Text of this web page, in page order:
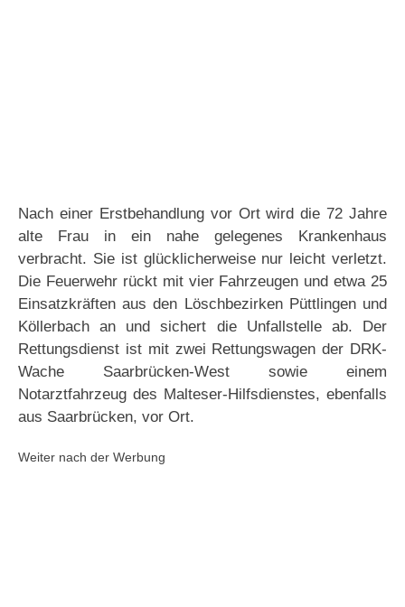
Nach einer Erstbehandlung vor Ort wird die 72 Jahre
alte Frau in ein nahe gelegenes Krankenhaus
verbracht. Sie ist glücklicherweise nur leicht verletzt.
Die Feuerwehr rückt mit vier Fahrzeugen und etwa 25
Einsatzkräften aus den Löschbezirken Püttlingen und
Köllerbach an und sichert die Unfallstelle ab. Der
Rettungsdienst ist mit zwei Rettungswagen der DRK-
Wache Saarbrücken-West sowie einem
Notarztfahrzeug des Malteser-Hilfsdienstes, ebenfalls
aus Saarbrücken, vor Ort.
Weiter nach der Werbung